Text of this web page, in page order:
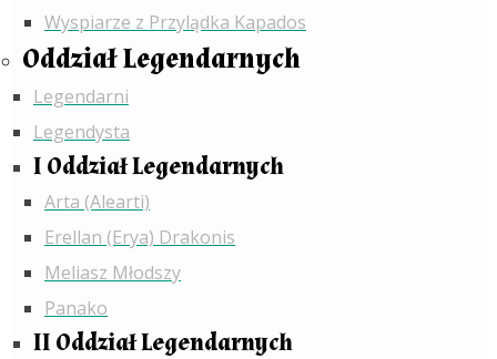
Wyspiarze z Przylądka Kapados
Oddział Legendarnych
Legendarni
Legendysta
I Oddział Legendarnych
Arta (Alearti)
Erellan (Erya) Drakonis
Meliasz Młodszy
Panako
II Oddział Legendarnych